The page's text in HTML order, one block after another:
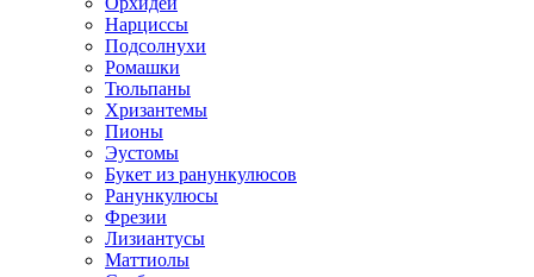
Нарциссы
Подсолнухи
Ромашки
Тюльпаны
Хризантемы
Пионы
Эустомы
Букет из ранункулюсов
Ранункулюсы
Фрезии
Лизиантусы
Маттиолы